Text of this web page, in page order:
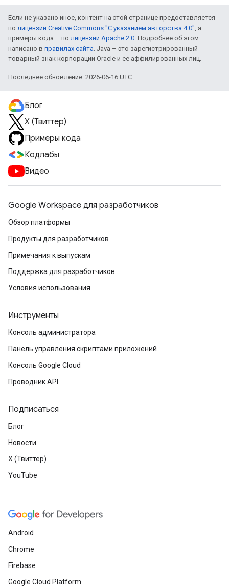
Если не указано иное, контент на этой странице предоставляется
по лицензии Creative Commons "С указанием авторства 4.0", а
примеры кода – по лицензии Apache 2.0. Подробнее об этом
написано в правилах сайта. Java – это зарегистрированный
товарный знак корпорации Oracle и ее аффилированных лиц.
Последнее обновление: 2026-06-16 UTC.
Блог
X (Твиттер)
Примеры кода
Кодлабы
Видео
Google Workspace для разработчиков
Обзор платформы
Продукты для разработчиков
Примечания к выпускам
Поддержка для разработчиков
Условия использования
Инструменты
Консоль администратора
Панель управления скриптами приложений
Консоль Google Cloud
Проводник API
Подписаться
Блог
Новости
X (Твиттер)
YouTube
Android
Chrome
Firebase
Google Cloud Platform